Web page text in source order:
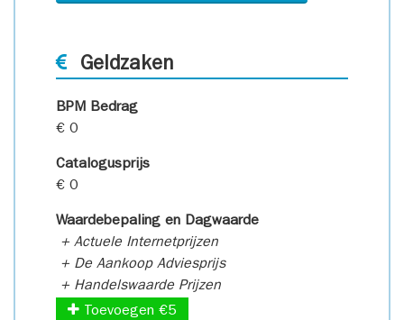
Geldzaken
BPM Bedrag
€ 0
Catalogusprijs
€ 0
Waardebepaling en Dagwaarde
+ Actuele Internetprijzen
+ De Aankoop Adviesprijs
+ Handelswaarde Prijzen
Toevoegen €5